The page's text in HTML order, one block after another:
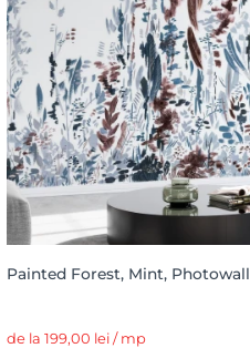
Painted Forest, Mint, Photowall
de la 199,00 lei / mp